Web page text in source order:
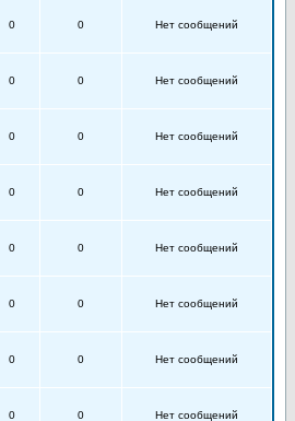
0 0 Нет сообщений
0 0 Нет сообщений
0 0 Нет сообщений
0 0 Нет сообщений
0 0 Нет сообщений
0 0 Нет сообщений
0 0 Нет сообщений
0 0 Нет сообщений